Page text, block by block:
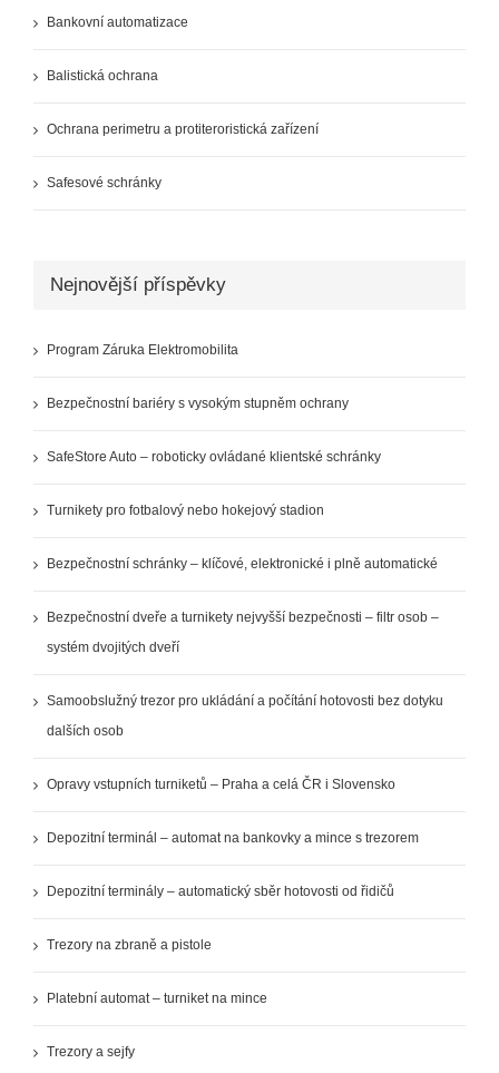
Bankovní automatizace
Balistická ochrana
Ochrana perimetru a protiteroristická zařízení
Safesové schránky
Nejnovější příspěvky
Program Záruka Elektromobilita
Bezpečnostní bariéry s vysokým stupněm ochrany
SafeStore Auto – roboticky ovládané klientské schránky
Turnikety pro fotbalový nebo hokejový stadion
Bezpečnostní schránky – klíčové, elektronické i plně automatické
Bezpečnostní dveře a turnikety nejvyšší bezpečnosti – filtr osob –
systém dvojitých dveří
Samoobslužný trezor pro ukládání a počítání hotovosti bez dotyku
dalších osob
Opravy vstupních turniketů – Praha a celá ČR i Slovensko
Depozitní terminál – automat na bankovky a mince s trezorem
Depozitní terminály – automatický sběr hotovosti od řidičů
Trezory na zbraně a pistole
Platební automat – turniket na mince
Trezory a sejfy